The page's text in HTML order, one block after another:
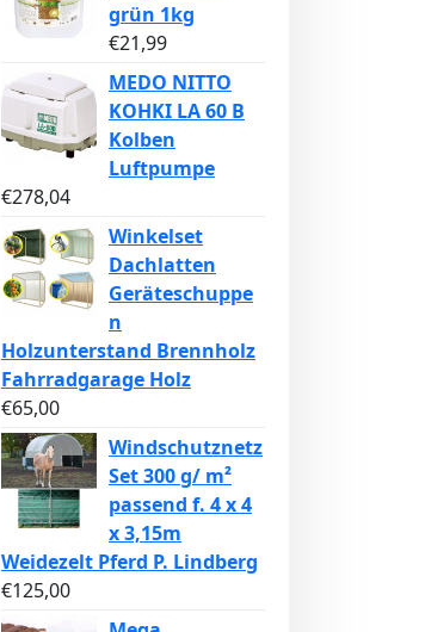
grün 1kg
€21,99
MEDO NITTO
KOHKI LA 60 B
Kolben
Luftpumpe
€278,04
Winkelset
Dachlatten
Geräteschuppe
n
Holzunterstand Brennholz
Fahrradgarage Holz
€65,00
Windschutznetz
Set 300 g/ m²
passend f. 4 x 4
x 3,15m
Weidezelt Pferd P. Lindberg
€125,00